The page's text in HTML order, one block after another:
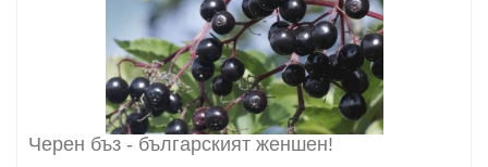
Черен бъз - българският женшен!